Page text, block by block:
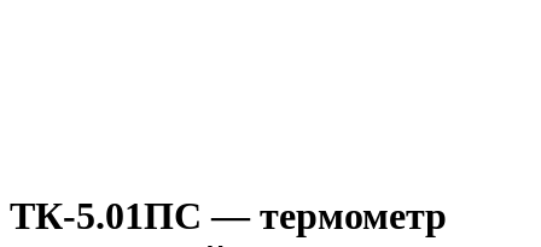
ТК-5.01ПС — термометр